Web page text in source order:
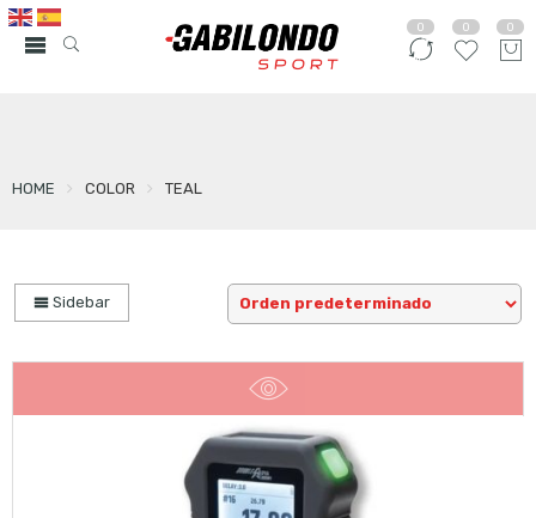
0 0 0
HOME COLOR TEAL
Sidebar